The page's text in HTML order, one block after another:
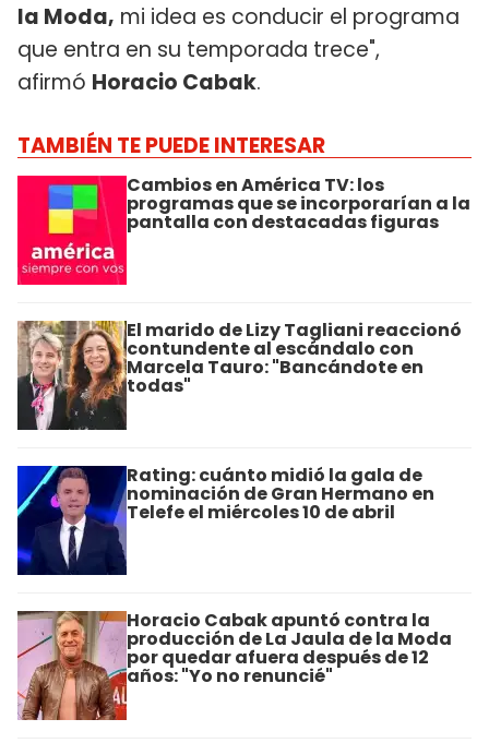
la Moda, mi idea es conducir el programa
que entra en su temporada trece",
afirmó Horacio Cabak.
TAMBIÉN TE PUEDE INTERESAR
Cambios en América TV: los
programas que se incorporarían a la
pantalla con destacadas figuras
El marido de Lizy Tagliani reaccionó
contundente al escándalo con
Marcela Tauro: "Bancándote en
todas"
Rating: cuánto midió la gala de
nominación de Gran Hermano en
Telefe el miércoles 10 de abril
Horacio Cabak apuntó contra la
producción de La Jaula de la Moda
por quedar afuera después de 12
años: "Yo no renuncié"